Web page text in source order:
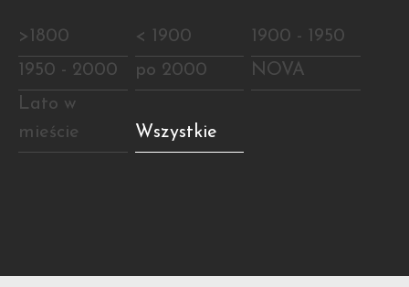
>1800 < 1900
1900 - 1950
1950 - 2000
po 2000
NOVA
Lato w
mieście
Wszystkie